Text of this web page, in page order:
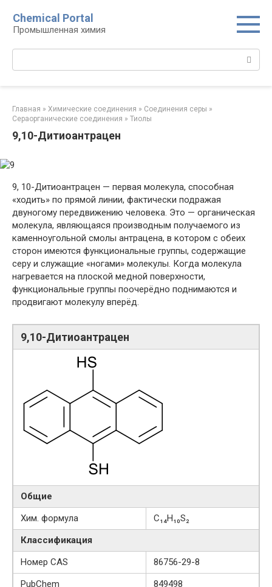
контенту
Chemical Portal
Промышленная химия
Главная » Химические соединения » Соединения серы‎ »
Сераорганические соединения‎ » Тиолы‎
9,10-Дитиоантрацен
9, 10-Дитиоантрацен — первая молекула, способная
«ходить» по прямой линии, фактически подражая
двуногому передвижению человека. Это — органическая
молекула, являющаяся производным получаемого из
каменноугольной смолы антрацена, в котором с обеих
сторон имеются функциональные группы, содержащие
серу и служащие «ногами» молекулы. Когда молекула
нагревается на плоской медной поверхности,
функциональные группы поочерёдно поднимаются и
продвигают молекулу вперёд.
9,10-Дитиоантрацен
Общие
Хим. формула
C₁₄H₁₀S₂
Классификация
Номер CAS
86756-29-8
PubChem
849498